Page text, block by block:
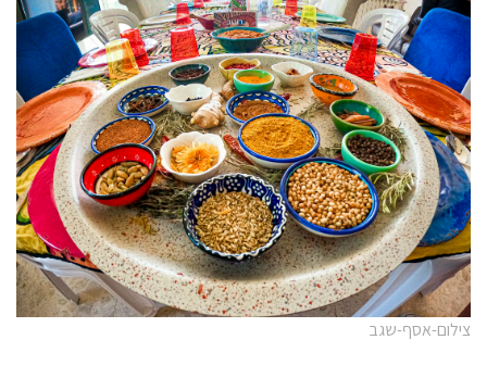
צילום-אסף-שגב